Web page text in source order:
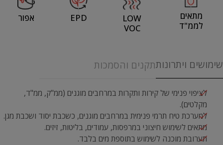
מתאים
לממ"ד
LOW
VOC
EPD אפור
שימושים ויתרונותתקנים והסמכות
לציפוי פנימי של קירות ותקרות במרחבים מוגנים (ממ"ק, ממ"ד,
מקלטים).
למערכת טיח תרמי פנימית במרחבים מוגנים, כשכבת יסוד ושכבת מגן.
מתאים לשימוש חיצוני במרפסות, עמודים, בליטות, זיזים.
תערובת מוכנה לשימוש בתוספת מים בלבד.